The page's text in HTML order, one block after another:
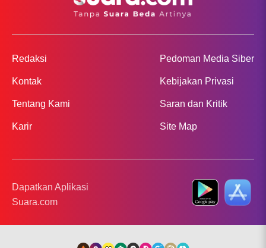
Redaksi
Kontak
Tentang Kami
Karir
Pedoman Media Siber
Kebijakan Privasi
Saran dan Kritik
Site Map
Dapatkan Aplikasi
Suara.com